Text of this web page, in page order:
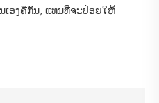
ເອງຄືກັນ, ແທນທີ່ຈະປ່ອຍໃຫ້